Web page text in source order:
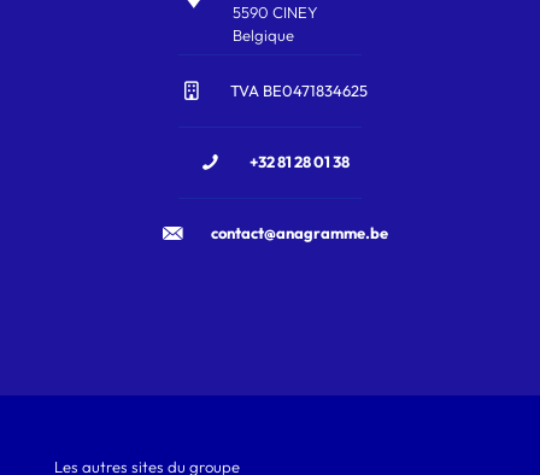
5590 CINEY
Belgique
TVA BE0471834625
+32 81 28 01 38
contact@anagramme.be
Les autres sites du groupe